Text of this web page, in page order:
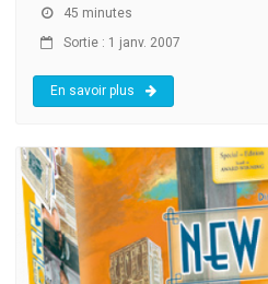
45 minutes
Sortie : 1 janv. 2007
En savoir plus